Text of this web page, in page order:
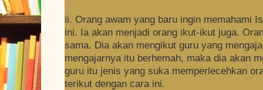
ii. Orang awam yang baru ingin memahami
ini. Ia akan menjadi orang ikut-ikut juga.
sama. Dia akan mengikut guru yang
mengajarnya itu berhemah, maka dia akan
guru itu jenis yang suka memperlecehkan
terikut dengan cara ini.